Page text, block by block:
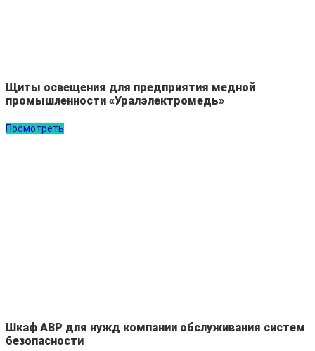
Щиты освещения для предприятия медной
промышленности «Уралэлектромедь»
Посмотреть
Шкаф АВР для нужд компании обслуживания систем
безопасности